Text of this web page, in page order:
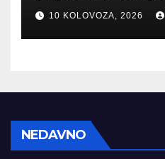
edukativno
N. Vinodolskom
10 KOLOVOZA, 2026
NEDAVNO